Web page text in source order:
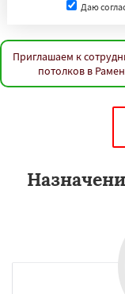
Даю
Приглашаем к
потолков в